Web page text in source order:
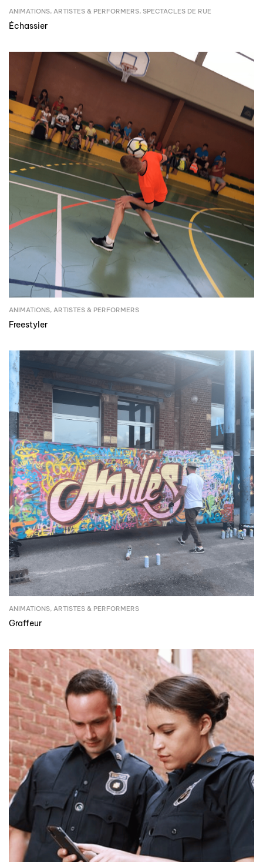
ANIMATIONS, ARTISTES & PERFORMERS, SPECTACLES DE RUE
Échassier
ANIMATIONS, ARTISTES & PERFORMERS
Freestyler
ANIMATIONS, ARTISTES & PERFORMERS
Graffeur